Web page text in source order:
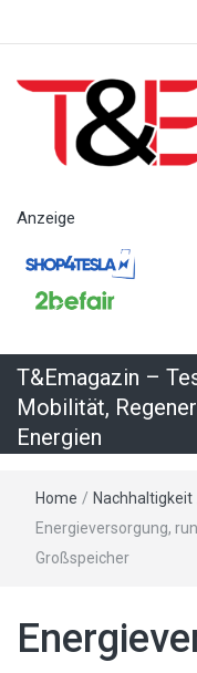
Anzeige
T&Emagazin –
Mobilität,
Energien
Home / Nachhaltigkeit
Energieversorgung,
Großspeicher